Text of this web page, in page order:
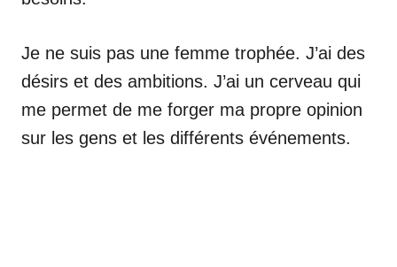
Je ne suis pas une femme trophée. J’ai des
désirs et des ambitions. J’ai un cerveau qui
me permet de me forger ma propre opinion
sur les gens et les différents événements.